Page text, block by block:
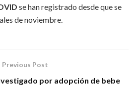
se han registrado desde que se
de noviembre.
Previous Post
por adopción de bebe